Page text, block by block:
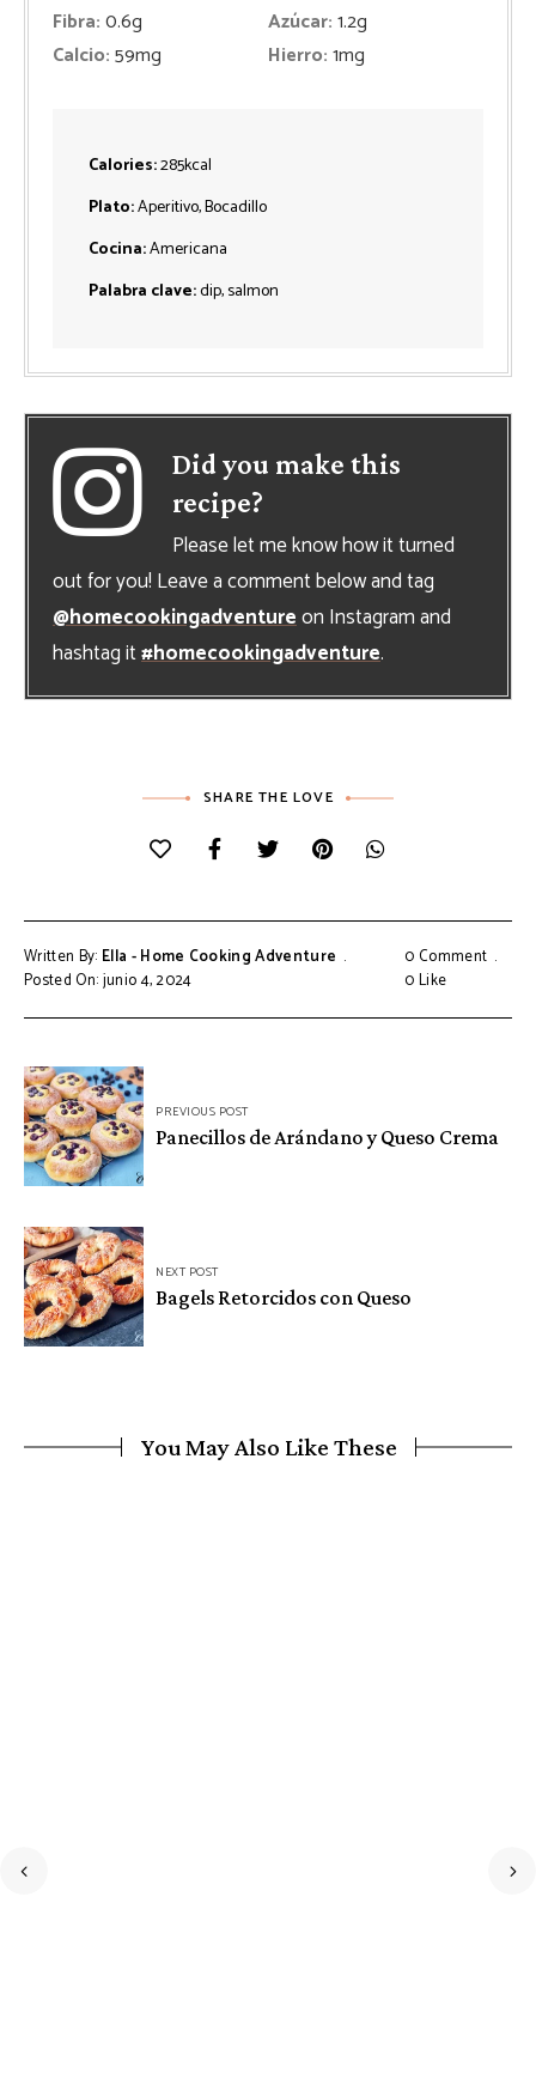
Fibra:0.6g Azúcar:1.2g
Calcio:59mg Hierro:1mg
Calories:285kcal
Plato:Aperitivo, Bocadillo
Cocina:Americana
Palabra clave:dip, salmon
Did you make this
recipe?
Please let me know how it turned
out for you! Leave a comment below and tag
@homecookingadventureon Instagram and
hashtag it#homecookingadventure.
SHARE THE LOVE
Written By: Ella - Home Cooking Adventure
Posted On: junio 4, 2024
0 Comment
0Like
Navegación
de
entradas
PREVIOUS POST
Panecillos de Arándano y Queso Crema
NEXT POST
Bagels Retorcidos con Queso
You May Also Like These